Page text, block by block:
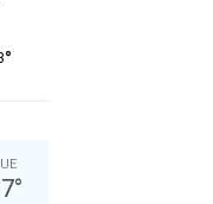
°
°